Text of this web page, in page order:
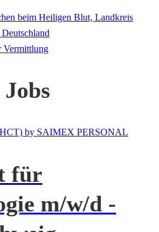
beim Heiligen Blut, Landkreis
Vermittlung
für
m/w/d -